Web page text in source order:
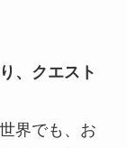
、クエスト
界でも、お